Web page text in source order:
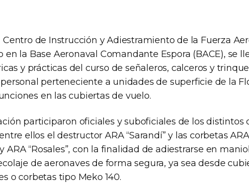
Centro de Instrucción y Adiestramiento de la Fuerza
en la Base Aeronaval Comandante Espora (BACE), se
y prácticas del curso de señaleros, calceros y
perteneciente a unidades de superficie de la
en las cubiertas de vuelo.
participaron oficiales y suboficiales de los distintos
ellos el destructor ARA “Sarandí” y las corbetas ARA
y ARA “Rosales”, con la finalidad de adiestrarse en
de aeronaves de forma segura, ya sea desde
o corbetas tipo Meko 140.